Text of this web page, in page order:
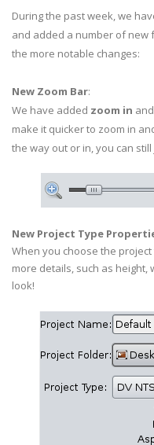
During the past week, we
and added a number of new
the more notable changes:
New Zoom Bar:
We have added zoom in and
make it quicker to zoom in
the way out or in, you can
New Project Type
When you choose the
more details, such as height,
look!